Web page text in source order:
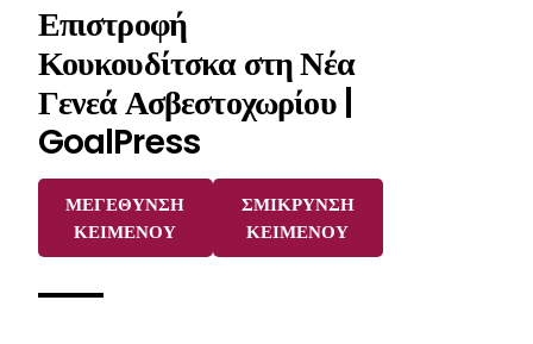
Επιστροφή
Κουκουδίτσκα στη Νέα
Γενεά Ασβεστοχωρίου |
GoalPress
ΜΕΓΕΘΥΝΣΗ
ΚΕΙΜΕΝΟΥ
ΣΜΙΚΡΥΝΣΗ
ΚΕΙΜΕΝΟΥ